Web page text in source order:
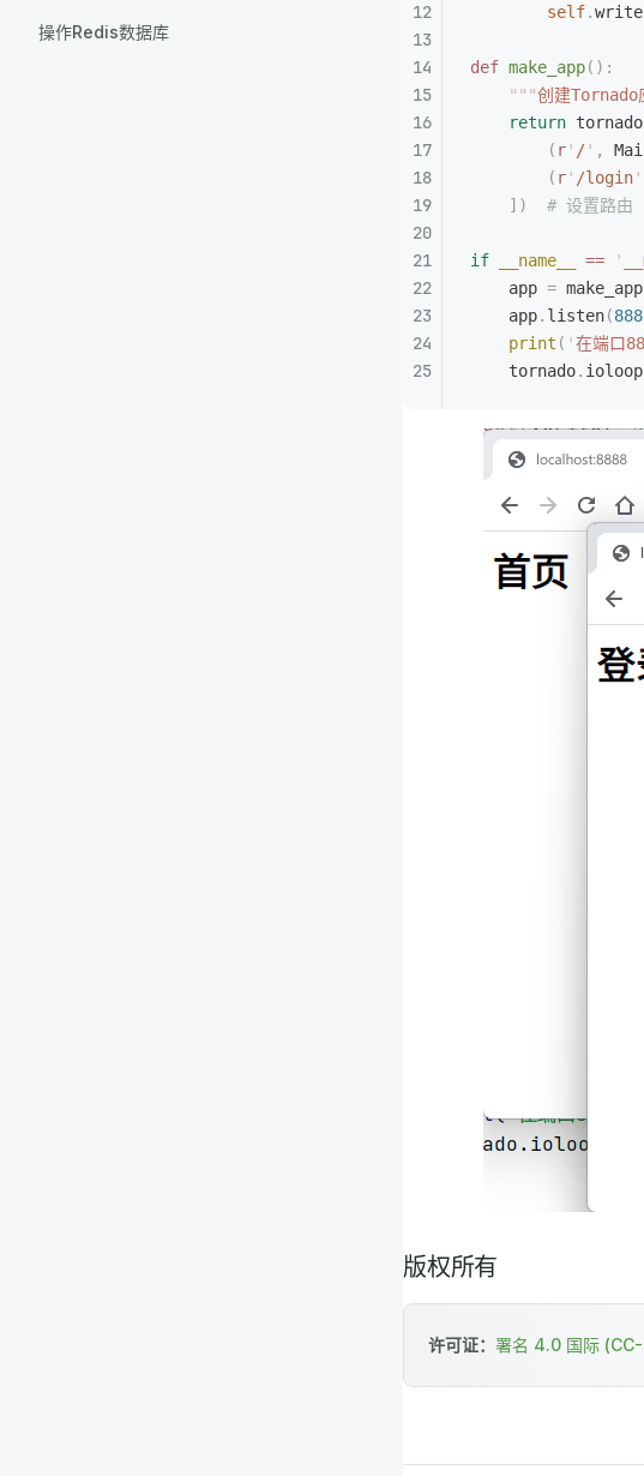
操作Redis数据库
        self
.write
def make_app():
    """
创建Tornado
    return
tornado
        (
r' /' ,
        (
r' /login'
    ])
  # 设置路由
if __name__ == '
    app
= make_app
    app
. listen(
    print
( '在端口
    tornado
. ioloop
版权所有
许可证： 署名 4.0 国际